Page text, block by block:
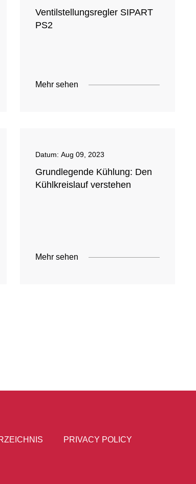
Ventilstellungsregler SIPART
PS2
Mehr sehen
Datum:Aug 09, 2023
Grundlegende Kühlung: Den
Kühlkreislauf verstehen
Mehr sehen
PRIVACY POLICY